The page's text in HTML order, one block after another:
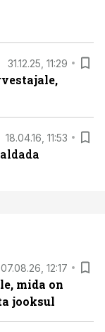
31.12.25, 11:29
18.04.16, 11:53
07.08.26, 12:17
mida on
jooksul